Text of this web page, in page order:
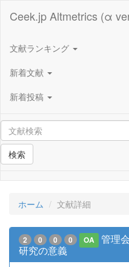
Ceek.jp Altmetrics (α
文献ランキング
新着文献
新着投稿
検索
ホーム 文献詳細
2 0 0 0 OA
管理
研究の意義